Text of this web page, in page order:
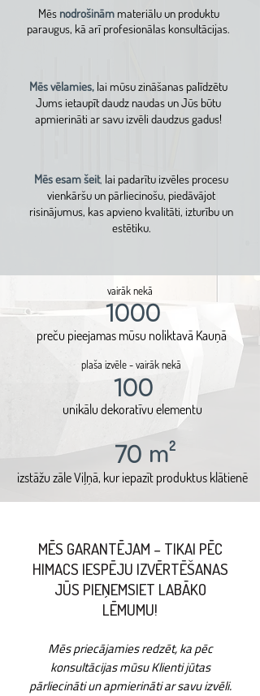
Mēs nodrošināmmateriālu un produktu
paraugus, kā arī profesionālas konsultācijas.
Mēs vēlamies, lai mūsu zināšanas palīdzētu
Jums ietaupīt daudz naudas un Jūs būtu
apmierināti ar savu izvēli daudzus gadus!
Mēs esam šeit, lai padarītu izvēles procesu
vienkāršu un pārliecinošu, piedāvājot
risinājumus, kas apvieno kvalitāti, izturību un
estētiku.
vairāk nekā
1000
preču pieejamas mūsu noliktavā Kauņā
plaša izvēle - vairāk nekā
100
unikālu dekoratīvu elementu
70 m2
izstāžu zāle Viļņā, kur iepazīt produktus klātienē
MĒS GARANTĒJAM – TIKAI PĒC
HIMACS IESPĒJU IZVĒRTĒŠANAS
JŪS PIEŅEMSIET LABĀKO
LĒMUMU!
Mēs priecājamies redzēt, ka pēc
konsultācijas mūsu Klienti jūtas
pārliecināti un apmierināti ar savu izvēli.